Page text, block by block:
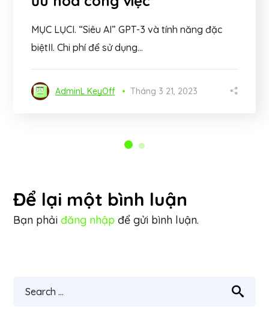
MỤC LỤCI. “Siêu AI” GPT-3 và tính năng đặc
biệtII. Chi phí để sử dụng...
AdminL KeyOff Tháng 3 21, 2023
Để lại một bình luận
Bạn phảiđăng nhập để gửi bình luận.